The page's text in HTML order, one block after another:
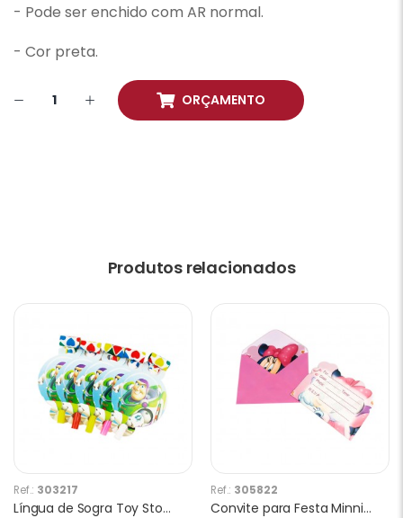
- Pode ser enchido com AR normal.
- Cor preta.
ORÇAMENTO
Produtos relacionados
Ref.: 303217
Língua de Sogra Toy Story 10 Unidades
Ref.: 305822
Convite para Festa Minnie 10 Unidades